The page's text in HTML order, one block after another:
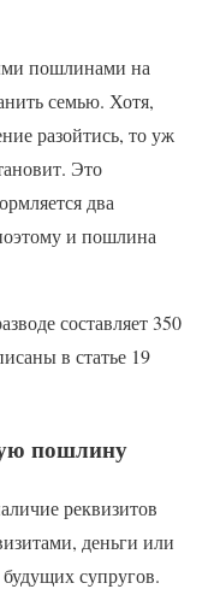
пошлинами на
семью. Хотя,
разойтись, то уж
Это
два
и пошлина
составляет 350
в статье 19
пошлину
реквизитов
деньги или
супругов.